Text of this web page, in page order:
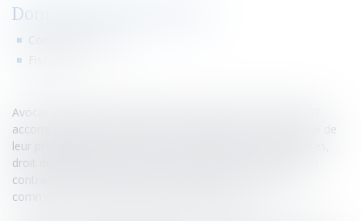
Domaines d'intervention
Avocat au Barreau de PARIS depuis 2000, Céline ROUANET
accompagne les entreprises et leur dirigeant sur l’ensemble de
leur problématiques juridiques relevant du droit des sociétés,
droit des affaires et droit commercial (analyse et rédaction
contractuelles, négociation et gestion des contentieux
commerciaux, restructuration de l’entreprise).